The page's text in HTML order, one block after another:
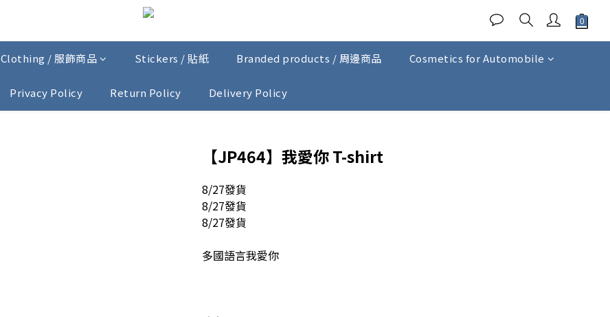
Clothing / 服飾商品 Stickers / 貼紙 Branded products / 周邊商品 Cosmetics for Automobile
Privacy Policy Return Policy Delivery Policy
【JP464】我愛你 T-shirt
8/27發貨
8/27發貨
8/27發貨
多國語言我愛你